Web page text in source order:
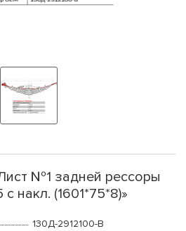
№1 задней рессоры
накл. (1601*75*8)»
130Д-2912100-В